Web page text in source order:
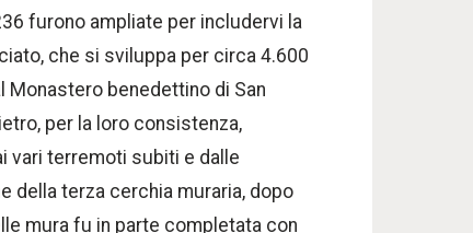
furono ampliate per includervi la
che si sviluppa per circa 4.600
Monastero benedettino di San
per la loro consistenza,
vari terremoti subiti e dalle
della terza cerchia muraria, dopo
mura fu in parte completata con